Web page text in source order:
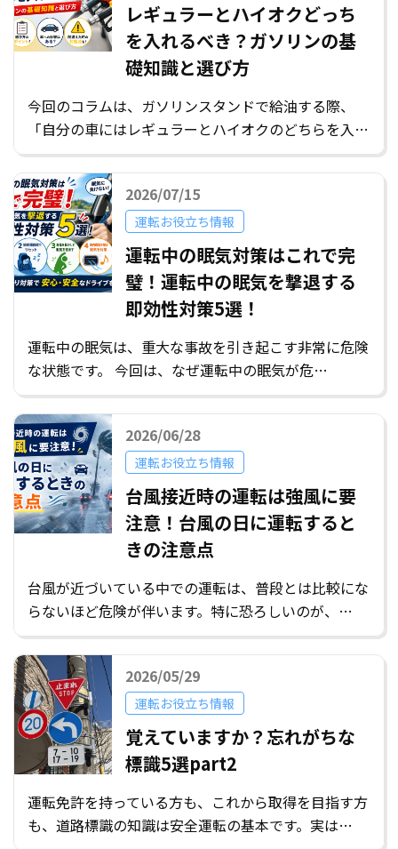
レギュラーとハイオクどっち
を入れるべき？ガソリンの基
礎知識と選び方
今回のコラムは、ガソリンスタンドで給油する際、
「自分の車にはレギュラーとハイオクのどちらを入…
2026/07/15
運転お役立ち情報
運転中の眠気対策はこれで完
璧！運転中の眠気を撃退する
即効性対策5選！
運転中の眠気は、重大な事故を引き起こす非常に危険
な状態です。 今回は、なぜ運転中の眠気が危…
2026/06/28
運転お役立ち情報
台風接近時の運転は強風に要
注意！台風の日に運転すると
きの注意点
台風が近づいている中での運転は、普段とは比較にな
らないほど危険が伴います。特に恐ろしいのが、…
2026/05/29
運転お役立ち情報
覚えていますか？忘れがちな
標識5選part2
運転免許を持っている方も、これから取得を目指す方
も、道路標識の知識は安全運転の基本です。実は…